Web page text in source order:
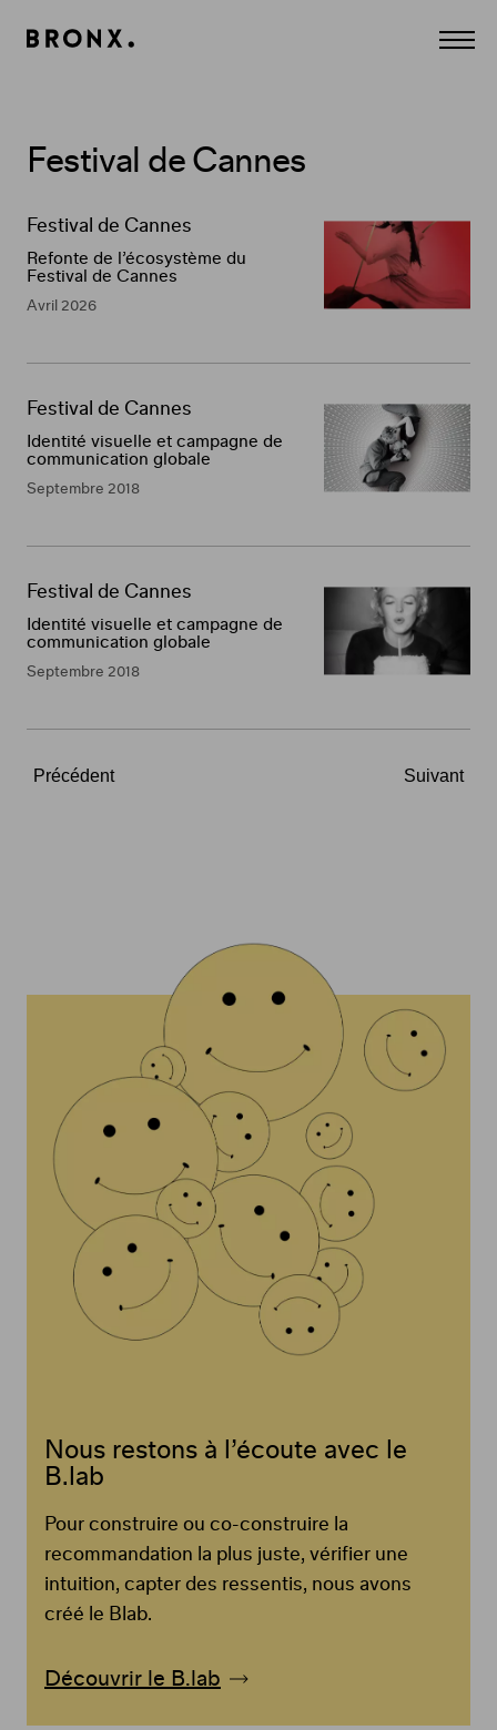
Festiva de Cannes
réalisations
Client
Mission
Date
Visuel
projet
Festival de Cannes
Refonte de l’écosystème du
Festival de Cannes
Avril 2026
Festival de Cannes
Identité visuelle et campagne de
communication globale
Septembre 2018
Festival de Cannes
Identité visuelle et campagne de
communication globale
Septembre 2018
Précédent Suivant
Nous restons à l’écoute avec le
B.lab
Pour construire ou co-construire la
recommandation la plus juste, vérifier une
intuition, capter des ressentis, nous avons
créé le Blab.
Découvrir le B.lab
Paris.
CULTURE,
LUXE,
BEAUTÉ.
Digital,
Print,
Edition,